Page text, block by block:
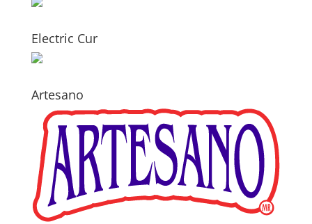
Electric Cur
Artesano